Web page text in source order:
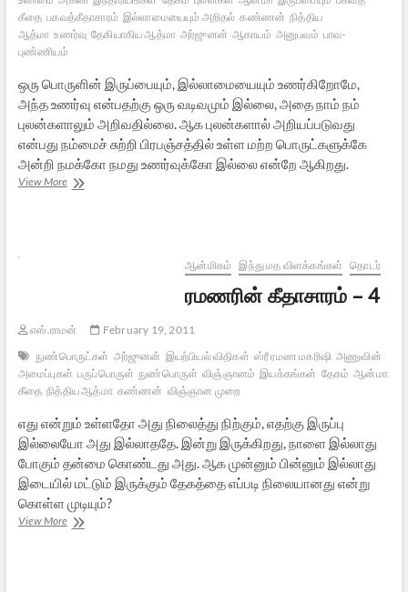
கீதை பகவத்கீதாசாரம் இல்லாமையையும் அறிதல் கண்ணன் நித்திய
ஆத்மா உணர்வு தேகியாகிய ஆத்மா அர்ஜுனன் ஆகாயம் அனுபவம் பாவ-
புண்ணியம்
ஒரு பொருளின் இருப்பையும், இல்லாமையையும் உணர்கிறோமே,
அந்த உணர்வு என்பதற்கு ஒரு வடிவமும் இல்லை, அதை நாம் நம்
புலன்களாலும் அறிவதில்லை. ஆக புலன்களால் அறியப்படுவது
என்பது நம்மைச் சுற்றி பிரபஞ்சத்தில் உள்ள மற்ற பொருட்களுக்கே
அன்றி நமக்கோ நமது உணர்வுக்கோ இல்லை என்றே ஆகிறது.
View Moreரமணரின்
ஆன்மிகம் இந்து மத விளக்கங்கள் தொடர்
ரமணரின் கீதாசாரம் – 4
எஸ்.ராமன்
February 19, 2011
நுண்பொருட்கள் அர்ஜுனன் இயற்பியல் விதிகள் ஸ்ரீ ரமண மகரிஷி அணுவின்
அமைப்புகள் பருப்பொருள் நுண்பொருள் விஞ்ஞானம் இயக்கங்கள் தேகம் ஆன்மா
கீதை நித்திய ஆத்மா கண்ணன் விஞ்ஞான முறை
எது என்றும் உள்ளதோ அது நிலைத்து நிற்கும், எதற்கு இருப்பு
இல்லையோ அது இல்லாததே. இன்று இருக்கிறது, நாளை இல்லாது
போகும் தன்மை கொண்டது அது. ஆக முன்னும் பின்னும் இல்லாது
இடையில் மட்டும் இருக்கும் தேகத்தை எப்படி நிலையானது என்று
கொள்ள முடியும்?
View Moreரமணரின்